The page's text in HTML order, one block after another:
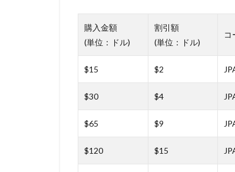
購入金額
(単位：ドル)
割引額
(単位：ドル)
コ
$15 $2
$30 $4
$65 $9
$120 $15